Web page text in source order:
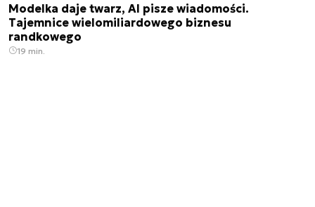
Modelka daje twarz, AI pisze wiadomości.
Tajemnice wielomiliardowego biznesu
randkowego
19 min.